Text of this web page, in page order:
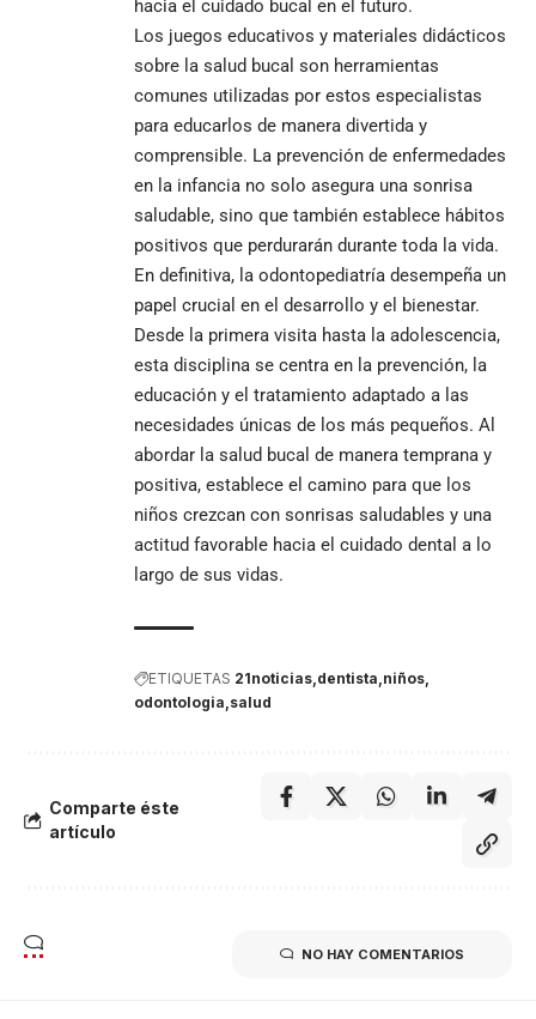
hacia el cuidado bucal en el futuro.
Los juegos educativos y materiales didácticos
sobre la salud bucal son herramientas
comunes utilizadas por estos especialistas
para educarlos de manera divertida y
comprensible. La prevención de enfermedades
en la infancia no solo asegura una sonrisa
saludable, sino que también establece hábitos
positivos que perdurarán durante toda la vida.
En definitiva, la odontopediatría desempeña un
papel crucial en el desarrollo y el bienestar.
Desde la primera visita hasta la adolescencia,
esta disciplina se centra en la prevención, la
educación y el tratamiento adaptado a las
necesidades únicas de los más pequeños. Al
abordar la salud bucal de manera temprana y
positiva, establece el camino para que los
niños crezcan con sonrisas saludables y una
actitud favorable hacia el cuidado dental a lo
largo de sus vidas.
ETIQUETAS 21noticias dentista niños
odontologia salud
Comparte éste
artículo
NO HAY COMENTARIOS